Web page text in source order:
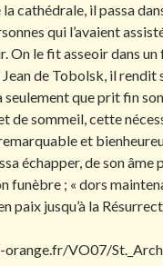
cathédrale, il passa
qui l’avaient
le fit asseoir dans
de Tobolsk, il
seulement que prit fin
de sommeil, cette
et
échapper, de son
funèbre ; « dors
paix jusqu’à la
VO07/